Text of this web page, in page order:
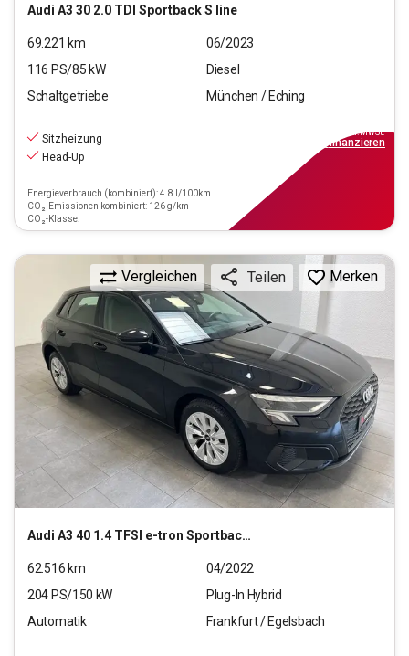
Audi A3 30 2.0 TDI Sportback S line
69.221 km
06/2023
116 PS/85 kW
Diesel
Schaltgetriebe
München / Eching
Sitzheizung
Head-Up
Energieverbrauch (kombiniert): 4.8 l/100km
CO₂-Emissionen kombiniert: 126 g/km
CO₂-Klasse:
inkl.MwSt.
finanzieren
Audi A3 40 1.4 TFSI e-tron Sportback basis (Euro 6d)
Vergleichen Teilen Merken
62.516 km
04/2022
204 PS/150 kW
Plug-In Hybrid
Automatik
Frankfurt / Egelsbach